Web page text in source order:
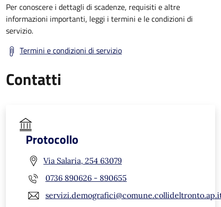
Per conoscere i dettagli di scadenze, requisiti e altre
informazioni importanti, leggi i termini e le condizioni di
servizio.
Termini e condizioni di servizio
Contatti
Protocollo
Via Salaria, 254 63079
0736 890626 - 890655